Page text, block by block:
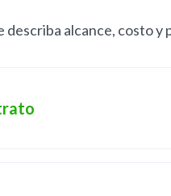
alcance, costo y